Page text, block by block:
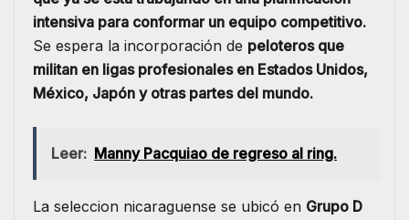
intensiva para conformar un equipo competitivo.
Se espera la incorporación de peloteros que
militan en ligas profesionales en Estados Unidos,
México, Japón y otras partes del mundo.
Leer: Manny Pacquiao de regreso al ring.
La seleccion nicaraguense se ubicó en Grupo D